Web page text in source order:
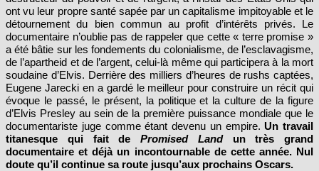
ont vu leur propre santé sapée par un capitalisme impitoyable et le
détournement du bien commun au profit d’intérêts privés. Le
documentaire n’oublie pas de rappeler que cette « terre promise »
a été bâtie sur les fondements du colonialisme, de l’esclavagisme,
de l’apartheid et de l’argent, celui-là même qui participera à la mort
soudaine d’Elvis. Derrière des milliers d’heures de rushs captées,
Eugene Jarecki en a gardé le meilleur pour construire un récit qui
évoque le passé, le présent, la politique et la culture de la figure
d’Elvis Presley au sein de la première puissance mondiale que le
documentariste juge comme étant devenu un empire. Un travail
titanesque qui fait de
Promised Land un très grand
documentaire et déjà un incontournable de cette année. Nul
doute qu’il continue sa route jusqu’aux prochains Oscars.